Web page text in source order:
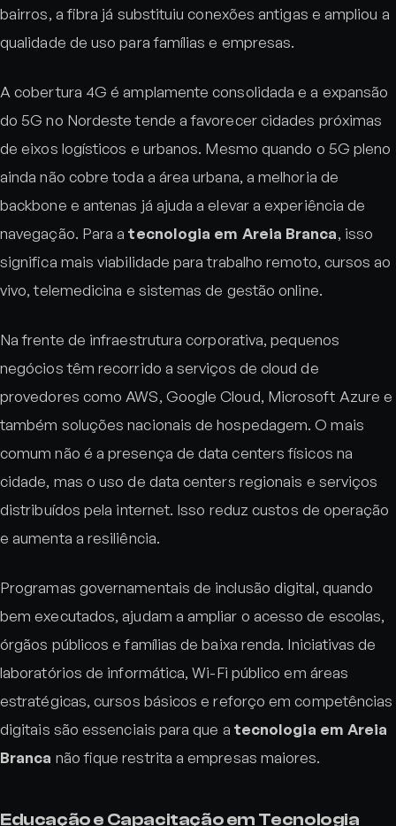
bairros, a fibra já substituiu conexões antigas e ampliou a
qualidade de uso para famílias e empresas.
A cobertura 4G é amplamente consolidada e a expansão
do 5G no Nordeste tende a favorecer cidades próximas
de eixos logísticos e urbanos. Mesmo quando o 5G pleno
ainda não cobre toda a área urbana, a melhoria de
backbone e antenas já ajuda a elevar a experiência de
navegação. Para atecnologia em Areia Branca, isso
significa mais viabilidade para trabalho remoto, cursos ao
vivo, telemedicina e sistemas de gestão online.
Na frente de infraestrutura corporativa, pequenos
negócios têm recorrido a serviços de cloud de
provedores como AWS, Google Cloud, Microsoft Azure e
também soluções nacionais de hospedagem. O mais
comum não é a presença de data centers físicos na
cidade, mas o uso de data centers regionais e serviços
distribuídos pela internet. Isso reduz custos de operação
e aumenta a resiliência.
Programas governamentais de inclusão digital, quando
bem executados, ajudam a ampliar o acesso de escolas,
órgãos públicos e famílias de baixa renda. Iniciativas de
laboratórios de informática, Wi-Fi público em áreas
estratégicas, cursos básicos e reforço em competências
digitais são essenciais para que a tecnologia em Areia
Branca não fique restrita a empresas maiores.
Educação e Capacitação em Tecnologia